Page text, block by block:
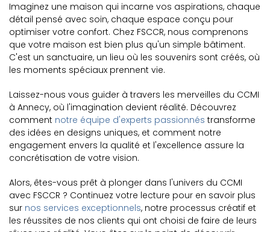
Imaginez une maison qui incarne vos aspirations, chaque
détail pensé avec soin, chaque espace conçu pour
optimiser votre confort. Chez FSCCR, nous comprenons
que votre maison est bien plus qu'un simple bâtiment.
C'est un sanctuaire, un lieu où les souvenirs sont créés, où
les moments spéciaux prennent vie.
Laissez-nous vous guider à travers les merveilles du CCMI
à Annecy, où l'imagination devient réalité. Découvrez
comment notre équipe d'experts passionnés transforme
des idées en designs uniques, et comment notre
engagement envers la qualité et l'excellence assure la
concrétisation de votre vision.
Alors, êtes-vous prêt à plonger dans l'univers du CCMI
avec FSCCR ? Continuez votre lecture pour en savoir plus
sur nos services exceptionnels, notre processus créatif et
les réussites de nos clients qui ont choisi de faire de leurs